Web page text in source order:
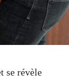
se révèle